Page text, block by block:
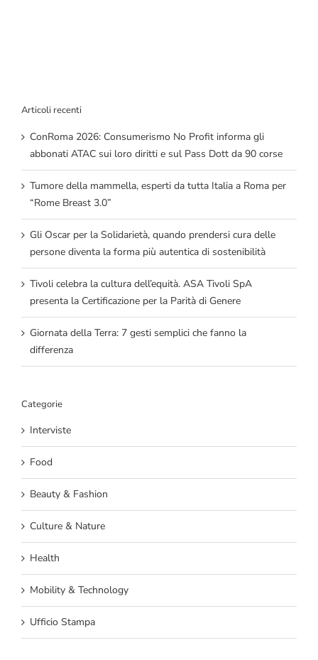
Articoli recenti
ConRoma 2026: Consumerismo No Profit informa gli
abbonati ATAC sui loro diritti e sul Pass Dott da 90 corse
Tumore della mammella, esperti da tutta Italia a Roma per
“Rome Breast 3.0”
Gli Oscar per la Solidarietà, quando prendersi cura delle
persone diventa la forma più autentica di sostenibilità
Tivoli celebra la cultura dell’equità. ASA Tivoli SpA
presenta la Certificazione per la Parità di Genere
Giornata della Terra: 7 gesti semplici che fanno la
differenza
Categorie
Interviste
Food
Beauty & Fashion
Culture & Nature
Health
Mobility & Technology
Ufficio Stampa